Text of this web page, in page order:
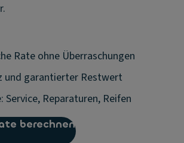
Rate ohne Überraschungen
und garantierter Restwert
Service, Reparaturen, Reifen
berechnen